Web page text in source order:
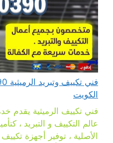
الكويت
فني تكييف الرميثية يقدم
عالم التكييف و التبريد ،
الأصلية ، توفير أجهزة